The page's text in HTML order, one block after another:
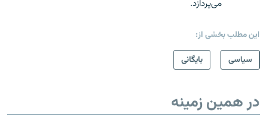
می‌پردازد.
این مطلب بخشی از:
سیاسی
بایگانی
در همین زمینه